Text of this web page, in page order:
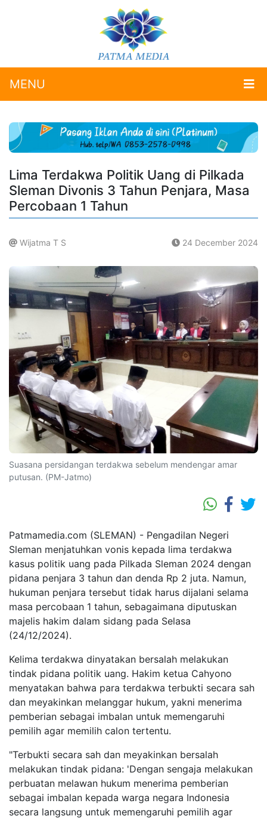
MENU
Lima Terdakwa Politik Uang di Pilkada
Sleman Divonis 3 Tahun Penjara, Masa
Percobaan 1 Tahun
Wijatma T S 24 December 2024
Suasana persidangan terdakwa sebelum mendengar amar
putusan. (PM-Jatmo)
Patmamedia.com (SLEMAN) - Pengadilan Negeri
Sleman menjatuhkan vonis kepada lima terdakwa
kasus politik uang pada Pilkada Sleman 2024 dengan
pidana penjara 3 tahun dan denda Rp 2 juta. Namun,
hukuman penjara tersebut tidak harus dijalani selama
masa percobaan 1 tahun, sebagaimana diputuskan
majelis hakim dalam sidang pada Selasa
(24/12/2024).
Kelima terdakwa dinyatakan bersalah melakukan
tindak pidana politik uang. Hakim ketua Cahyono
menyatakan bahwa para terdakwa terbukti secara sah
dan meyakinkan melanggar hukum, yakni menerima
pemberian sebagai imbalan untuk memengaruhi
pemilih agar memilih calon tertentu.
"Terbukti secara sah dan meyakinkan bersalah
melakukan tindak pidana: 'Dengan sengaja melakukan
perbuatan melawan hukum menerima pemberian
sebagai imbalan kepada warga negara Indonesia
secara langsung untuk memengaruhi pemilih agar